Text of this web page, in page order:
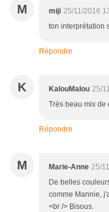
M miji 25/11/2016
ton interprétation
Répondre
K KalouMalou 25/
Très beau mix de
Répondre
M Marie-Anne 25/
De belles
comme Mannie,
<br /> Bisous.